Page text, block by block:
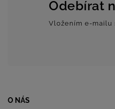
O NÁS
Odebírat
Vložením e-mailu